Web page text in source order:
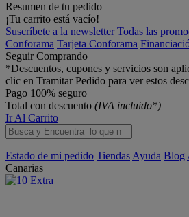
Resumen de tu pedido
¡Tu carrito está vacío!
Suscríbete a la newsletter Todas las
Conforama Tarjeta Conforama
Seguir Comprando
*Descuentos, cupones y servicios son
clic en Tramitar Pedido para ver estos
Pago 100% seguro
Total con descuento (IVA incluido*)
Ir Al Carrito
Estado de mi pedido Tiendas Ayuda Blog
Canarias